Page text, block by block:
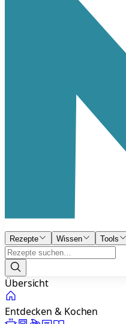
Rezepte Wissen Tools
Übersicht
Entdecken & Kochen